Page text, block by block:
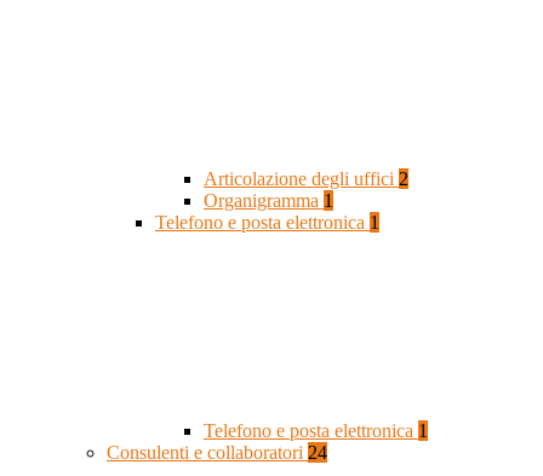
Articolazione degli uffici 2
Organigramma 1
Telefono e posta elettronica 1
Telefono e posta elettronica 1
Consulenti e collaboratori 24